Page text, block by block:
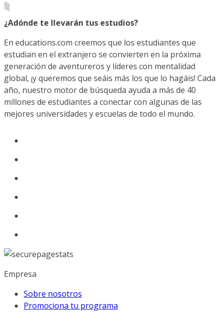
¿Adónde te llevarán tus estudios?
En educations.com creemos que los estudiantes que
estudian en el extranjero se convierten en la próxima
generación de aventureros y líderes con mentalidad
global, ¡y queremos que seáis más los que lo hagáis! Cada
año, nuestro motor de búsqueda ayuda a más de 40
millones de estudiantes a conectar con algunas de las
mejores universidades y escuelas de todo el mundo.
Empresa
Sobre nosotros
Promociona tu programa